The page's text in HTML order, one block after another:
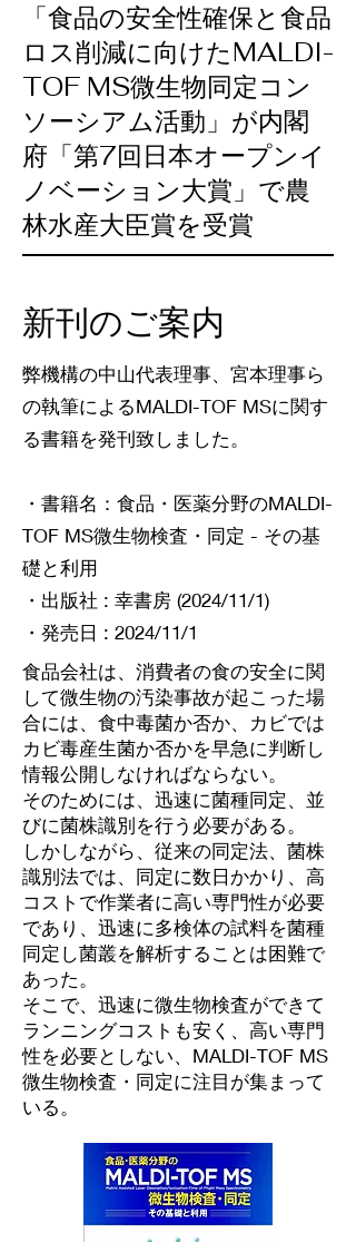
「食品の安全性確保と食品
ロス削減に向けたMALDI-
TOF MS微生物同定コン
ソーシアム活動」が内閣
府「第7回日本オープンイ
ノベーション大賞」で農
林水産大臣賞を受賞
​新刊のご案内
弊機構の中山代表理事、宮本理事ら
の執筆によるMALDI-TOF MSに関す
る書籍を発刊致しました。
・書籍名：食品・医薬分野のMALDI-
TOF MS微生物検査・同定 - その基
礎と利用
・出版社‏ :‎ 幸書房 (2024/11/1)
・発売日‏ :‎ 2024/11/1
食品会社は、消費者の食の安全に関
して微生物の汚染事故が起こった場
合には、食中毒菌か否か、カビでは
カビ毒産生菌か否かを早急に判断し
情報公開しなければならない。
そのためには、迅速に菌種同定、並
びに菌株識別を行う必要がある。
しかしながら、従来の同定法、菌株
識別法では、同定に数日かかり、高
コストで作業者に高い専門性が必要
であり、迅速に多検体の試料を菌種
同定し菌叢を解析することは困難で
あった。
そこで、迅速に微生物検査ができて
ランニングコストも安く、高い専門
性を必要としない、MALDI-TOF MS
微生物検査・同定に注目が集まって
いる。